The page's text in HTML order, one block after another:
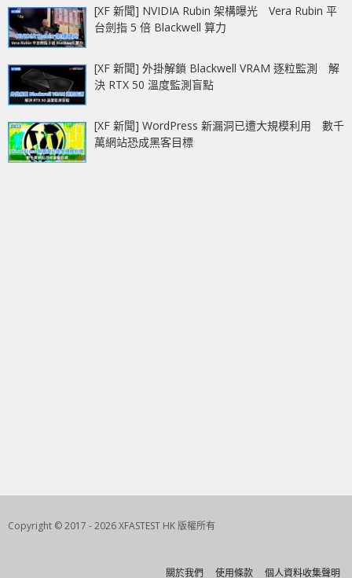
[XF 新聞] NVIDIA Rubin 架構曝光 Vera Rubin 平
台劍指 5 倍 Blackwell 算力
[XF 新聞] 外掛解鎖 Blackwell VRAM 逐粒監測 解
決 RTX 50 溫度監測盲點
[XF 新聞] WordPress 新漏洞已遭大規模利用 數千
萬網站恐成黑客目標
Copyright © 2017 - 2026 XFASTEST HK 版權所有
關於我們 使用條款 個人資料收集聲明